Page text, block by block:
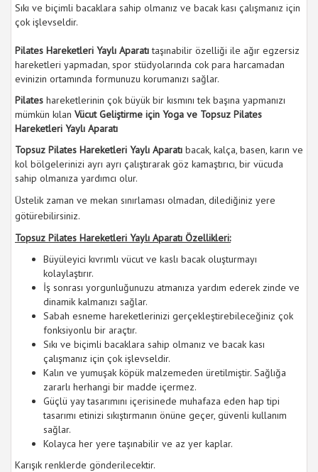
Sıkı ve biçimli bacaklara sahip olmanız ve bacak kası çalışmanız için
çok işlevseldir.
Pilates Hareketleri Yaylı Aparatıtaşınabilir özelliği ile ağır egzersiz
hareketleri yapmadan, spor stüdyolarında cok para harcamadan
evinizin ortamında formunuzu korumanızı sağlar.
Pilates hareketlerinin çok büyük bir kısmını tek başına yapmanızı
mümkün kılan Vücut Geliştirme için Yoga ve Topsuz Pilates
Hareketleri Yaylı Aparatı
Topsuz Pilates Hareketleri Yaylı Aparatı bacak, kalça, basen, karın ve
kol bölgelerinizi ayrı ayrı çalıştırarak göz kamaştırıcı, bir vücuda
sahip olmanıza yardımcı olur.
Üstelik zaman ve mekan sınırlaması olmadan, dilediğiniz yere
götürebilirsiniz.
Topsuz Pilates Hareketleri Yaylı Aparatı Özellikleri:
Büyüleyici kıvrımlı vücut ve kaslı bacak oluşturmayı
kolaylaştırır.
İş sonrası yorgunluğunuzu atmanıza yardım ederek zinde ve
dinamik kalmanızı sağlar.
Sabah esneme hareketlerinizi gerçekleştirebileceğiniz çok
fonksiyonlu bir araçtır.
Sıkı ve biçimli bacaklara sahip olmanız ve bacak kası
çalışmanız için çok işlevseldir.
Kalın ve yumuşak köpük malzemeden üretilmiştir. Sağlığa
zararlı herhangi bir madde içermez.
Güçlü yay tasarımını içerisinede muhafaza eden hap tipi
tasarımı etinizi sıkıştırmanın önüne geçer, güvenli kullanım
sağlar.
Kolayca her yere taşınabilir ve az yer kaplar.
Karışık renklerde gönderilecektir.